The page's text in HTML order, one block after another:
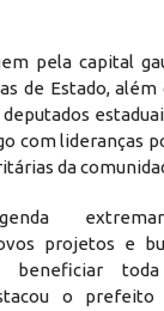
pela capital
de Estado,
com lideranças
da
projetos e
beneficiar
o